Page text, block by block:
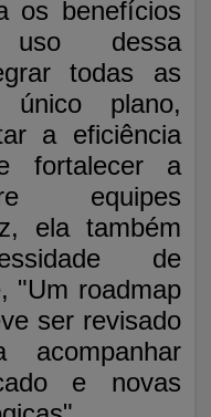
os benefícios
uso dessa
todas as
plano,
a eficiência
fortalecer a
equipes
ela também
de
"Um roadmap
ser revisado
acompanhar
e novas